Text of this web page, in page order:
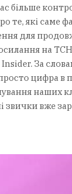
більше
те, які саме
для
на
За
цифра в
наших
звички вже